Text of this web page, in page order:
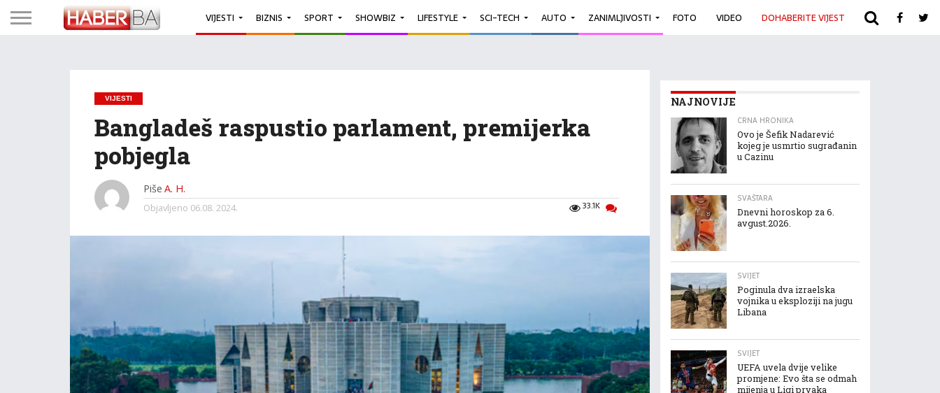
VIJESTI BIZNIS SPORT SHOWBIZ LIFESTYLE SCI-TECH AUTO ZANIMLJIVOSTI FOTO VIDEO DOHABERITE VIJEST ARHIVA
VIJESTI
Bangladeš raspustio parlament, premijerka
pobjegla
Piše A. H.
33.1K
Objavljeno 06.08. 2024.
NAJNOVIJE
CRNA HRONIKA
Ovo je Šefik Nadarević
kojeg je usmrtio sugrađanin
u Cazinu
SVAŠTARA
Dnevni horoskop za 6.
avgust.2026.
SVIJET
Poginula dva izraelska
vojnika u eksploziji na jugu
Libana
SVIJET
UEFA uvela dvije velike
promjene: Evo šta se odmah
mijenja u Ligi prvaka